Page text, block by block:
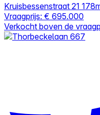
Kruisbessenstraat 21
Vraagprijs: € 695.000
Verkocht boven de